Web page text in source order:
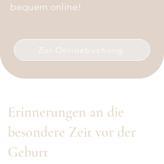
bequem online!
Zur Onlinebuchung
Erinnerungen an die
besondere Zeit vor der
Geburt